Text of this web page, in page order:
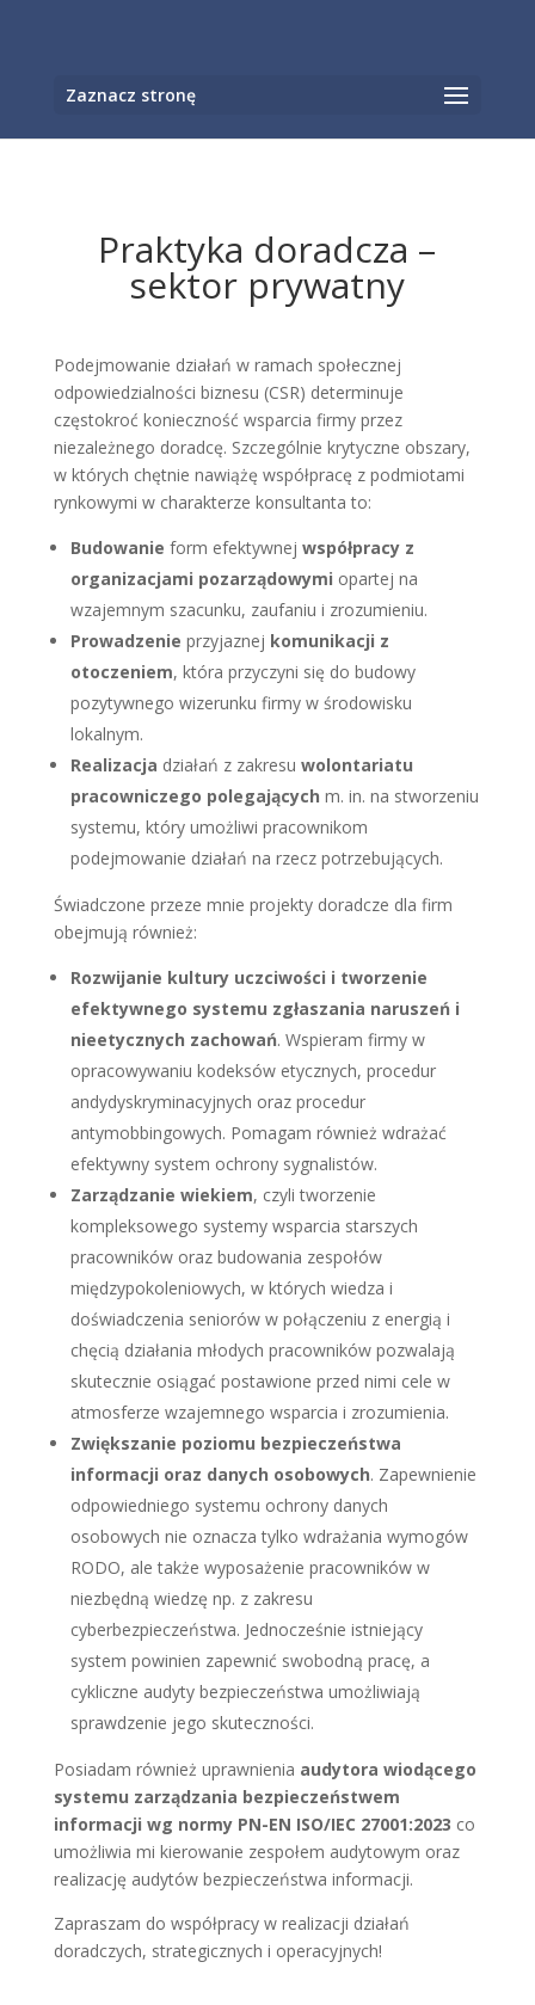
Zaznacz stronę
Praktyka doradcza –
sektor prywatny
Podejmowanie działań w ramach społecznej
odpowiedzialności biznesu (CSR) determinuje
częstokroć konieczność wsparcia firmy przez
niezależnego doradcę. Szczególnie krytyczne obszary,
w których chętnie nawiążę współpracę z podmiotami
rynkowymi w charakterze konsultanta to:
Budowanie form efektywnej współpracy z
organizacjami pozarządowymi opartej na
wzajemnym szacunku, zaufaniu i zrozumieniu.
Prowadzenie przyjaznej komunikacji z
otoczeniem, która przyczyni się do budowy
pozytywnego wizerunku firmy w środowisku
lokalnym.
Realizacja działań z zakresu wolontariatu
pracowniczego polegających m. in. na stworzeniu
systemu, który umożliwi pracownikom
podejmowanie działań na rzecz potrzebujących.
Świadczone przeze mnie projekty doradcze dla firm
obejmują również:
Rozwijanie kultury uczciwości i tworzenie
efektywnego systemu zgłaszania naruszeń i
nieetycznych zachowań. Wspieram firmy w
opracowywaniu kodeksów etycznych, procedur
andydyskryminacyjnych oraz procedur
antymobbingowych. Pomagam również wdrażać
efektywny system ochrony sygnalistów.
Zarządzanie wiekiem, czyli tworzenie
kompleksowego systemy wsparcia starszych
pracowników oraz budowania zespołów
międzypokoleniowych, w których wiedza i
doświadczenia seniorów w połączeniu z energią i
chęcią działania młodych pracowników pozwalają
skutecznie osiągać postawione przed nimi cele w
atmosferze wzajemnego wsparcia i zrozumienia.
Zwiększanie poziomu bezpieczeństwa
informacji oraz danych osobowych. Zapewnienie
odpowiedniego systemu ochrony danych
osobowych nie oznacza tylko wdrażania wymogów
RODO, ale także wyposażenie pracowników w
niezbędną wiedzę np. z zakresu
cyberbezpieczeństwa. Jednocześnie istniejący
system powinien zapewnić swobodną pracę, a
cykliczne audyty bezpieczeństwa umożliwiają
sprawdzenie jego skuteczności.
Posiadam również uprawnienia audytora wiodącego
systemu zarządzania bezpieczeństwem
informacji wg normy PN-EN ISO/IEC 27001:2023 co
umożliwia mi kierowanie zespołem audytowym oraz
realizację audytów bezpieczeństwa informacji.
Zapraszam do współpracy w realizacji działań
doradczych, strategicznych i operacyjnych!